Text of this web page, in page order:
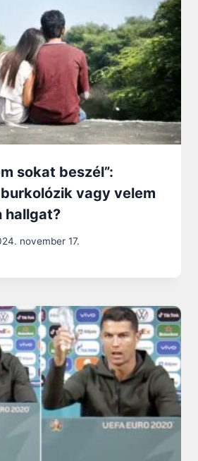
sokat beszél”:
vagy velem
hallgat?
november 17.